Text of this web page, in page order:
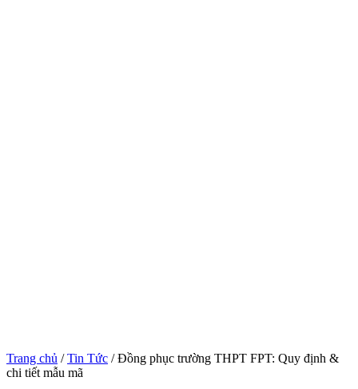
Trang chủ /Tin Tức / Đồng phục trường THPT FPT: Quy định &
chi tiết mẫu mã